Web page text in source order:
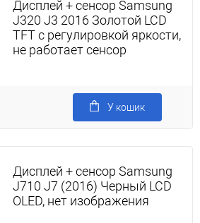
Дисплей + сенсор Samsung
J320 J3 2016 Золотой LCD
TFT с регулировкой яркости,
не работает сенсор
У кошик
Дисплей + сенсор Samsung
J710 J7 (2016) Черный LCD
OLED, нет изображения